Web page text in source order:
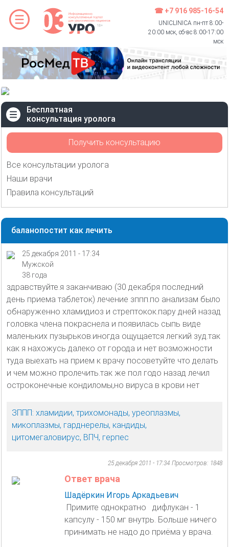
☎ +7 916 985-16-54
UNICLINICA пн-пт 8:00-
20:00 мск, сб-вс 8:00-17:00
мск
Бесплатная
консультация уролога
Получить консультацию
Все консультации уролога
Наши врачи
Правила консультаций
баланопостит как лечить
25 декабря 2011 - 17:34
Мужской
38 года
здравствуйте.я заканчиваю (30 декабря последний
день приема таблеток) лечение зппп.по анализам было
обнаруженно хламидиоз и стрептокок.пару дней назад
головка члена покраснела и появилась сыпь виде
маленьких пузырьков.иногда ощущается легкий зуд.так
как я нахожусь далеко от города и нет возможности
туда выехать на прием к врачу посоветуйте что делать
и чем можно пролечить.так же пол годо назад лечил
остроконечные кондиломы,но вируса в крови нет
ЗППП: хламидии, трихомонады, уреоплазмы,
микоплазмы, гарднерелы, кандиды,
цитомегаловирус, ВПЧ, герпес
25 декабря 2011 - 17:34 Просмотров: 1848
Ответ врача
Шадёркин Игорь Аркадьевич
Примите однократно дифлукан - 1
капсулу - 150 мг внутрь. Больше ничего
принимать не надо до приёма у врача.